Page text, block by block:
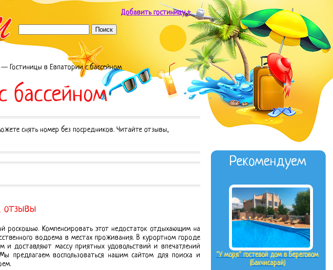
Добавить гостиницу +
— Гостиницы в Евпатории с бассейном
бассейном
снять номер без посредников. Читайте отзывы,
отзывы
роскошью. Компенсировать этот недостаток отдыхающим на
водоема в местах проживания. В курортном городе
и доставляют массу приятных удовольствий и впечатлений
предлагаем воспользоваться нашим сайтом для поиска и
Рекомендуем
"У моря" гостевой дом в Береговом
(Бахчисарай)